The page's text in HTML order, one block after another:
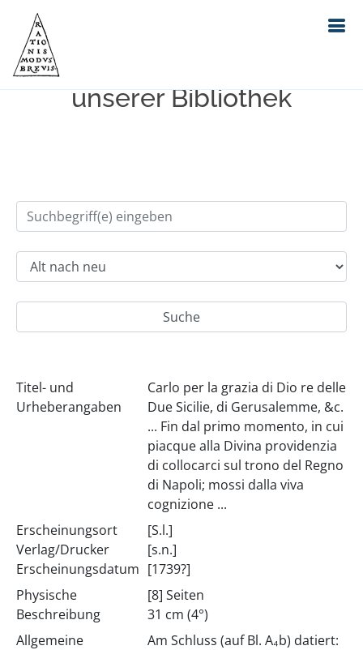
Einfache Suche im Bestand
unserer Bibliothek
Titel- und
Urheberangaben
Carlo per la grazia di Dio re delle
Due Sicilie, di Gerusalemme, &c.
... Fin dal primo momento, in cui
piacque alla Divina providenzia
di collocarci sul trono del Regno
di Napoli; mossi dalla viva
cognizione ...
Erscheinungsort
Verlag/Drucker
Erscheinungsdatum
[S.l.]
[s.n.]
[1739?]
Physische
Beschreibung
[8] Seiten
31 cm (4°)
Allgemeine
Am Schluss (auf Bl. A₄b) datiert: